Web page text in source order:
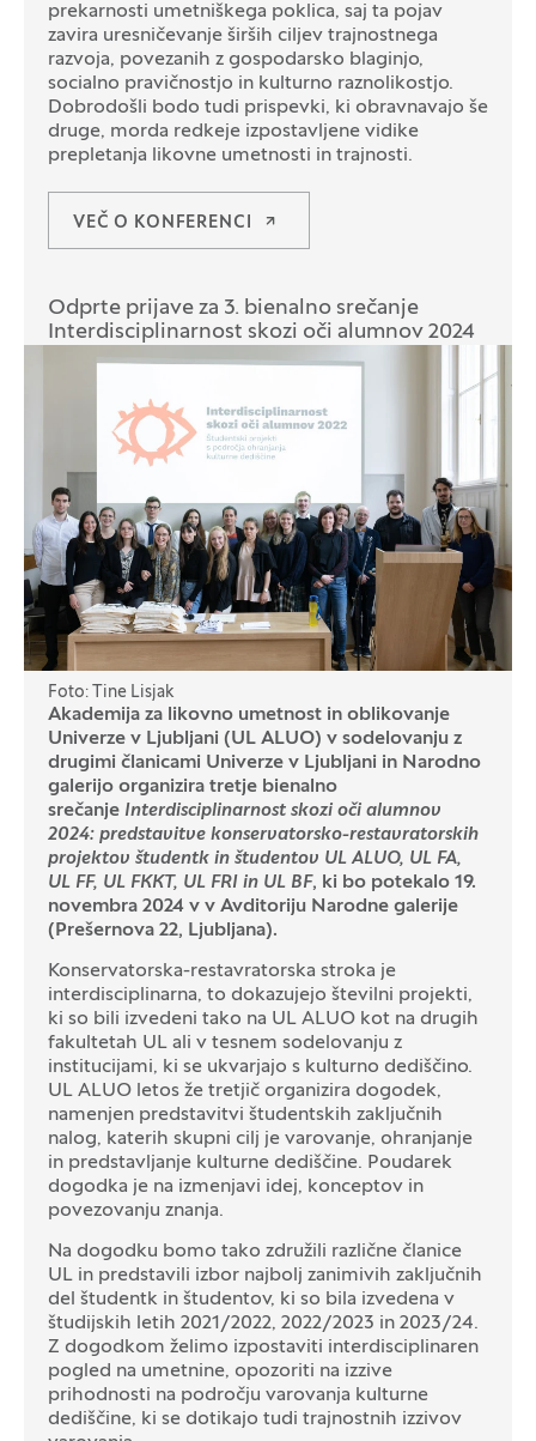
prekarnosti umetniškega poklica, saj ta pojav
zavira uresničevanje širših ciljev trajnostnega
razvoja, povezanih z gospodarsko blaginjo,
socialno pravičnostjo in kulturno raznolikostjo.
Dobrodošli bodo tudi prispevki, ki obravnavajo še
druge, morda redkeje izpostavljene vidike
prepletanja likovne umetnosti in trajnosti.
VEČ O KONFERENCI
Odprte prijave za 3. bienalno srečanje
Interdisciplinarnost skozi oči alumnov 2024
Foto: Tine Lisjak
Akademija za likovno umetnost in oblikovanje
Univerze v Ljubljani (UL ALUO) v sodelovanju z
drugimi članicami Univerze v Ljubljani in Narodno
galerijo organizira tretje bienalno
srečanje Interdisciplinarnost skozi oči alumnov
2024: predstavitve konservatorsko-restavratorskih
projektov študentk in študentov UL ALUO, UL FA,
UL FF, UL FKKT, UL FRI in UL BF, ki bo potekalo 19.
novembra 2024 v v Avditoriju Narodne galerije
(Prešernova 22, Ljubljana).
Konservatorska-restavratorska stroka je
interdisciplinarna, to dokazujejo številni projekti,
ki so bili izvedeni tako na UL ALUO kot na drugih
fakultetah UL ali v tesnem sodelovanju z
institucijami, ki se ukvarjajo s kulturno dediščino.
UL ALUO letos že tretjič organizira dogodek,
namenjen predstavitvi študentskih zaključnih
nalog, katerih skupni cilj je varovanje, ohranjanje
in predstavljanje kulturne dediščine. Poudarek
dogodka je na izmenjavi idej, konceptov in
povezovanju znanja.
Na dogodku bomo tako združili različne članice
UL in predstavili izbor najbolj zanimivih zaključnih
del študentk in študentov, ki so bila izvedena v
študijskih letih 2021/2022, 2022/2023 in 2023/24.
Z dogodkom želimo izpostaviti interdisciplinaren
pogled na umetnine, opozoriti na izzive
prihodnosti na področju varovanja kulturne
dediščine, ki se dotikajo tudi trajnostnih izzivov